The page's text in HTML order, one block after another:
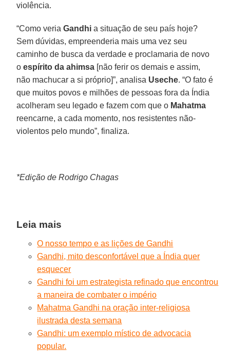
violência.
“Como veriaGandhi a situação de seu país hoje?
Sem dúvidas, empreenderia mais uma vez seu
caminho de busca da verdade e proclamaria de novo
oespírito da ahimsa [não ferir os demais e assim,
não machucar a si próprio]”, analisa Useche. “O fato é
que muitos povos e milhões de pessoas fora da Índia
acolheram seu legado e fazem com que o Mahatma
reencarne, a cada momento, nos resistentes não-
violentos pelo mundo”, finaliza.
*Edição de Rodrigo Chagas
Leia mais
O nosso tempo e as lições de Gandhi
Gandhi, mito desconfortável que a Índia quer
esquecer
Gandhi foi um estrategista refinado que encontrou
a maneira de combater o império
Mahatma Gandhi na oração inter-religiosa
ilustrada desta semana
Gandhi: um exemplo místico de advocacia
popular.